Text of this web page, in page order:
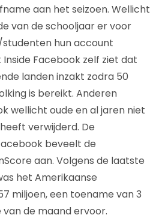
aan het seizoen. Wellicht
van de schooljaar er voor
hun account
Facebook zelf ziet dat
landen inzakt zodra 50
is bereikt. Anderen
wellicht oude en al jaren niet
verwijderd. De
beveelt de
aan. Volgens de laatste
het Amerikaanse
miljoen, een toename van 3
de maand ervoor.